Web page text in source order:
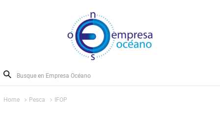
Home Pesca IFOP